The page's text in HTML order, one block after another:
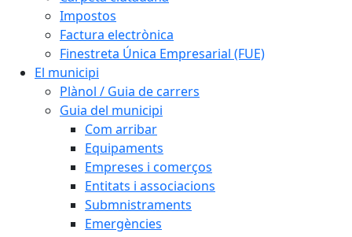
Impostos
Factura electrònica
Finestreta Única Empresarial (FUE)
El municipi
Plànol / Guia de carrers
Guia del municipi
Com arribar
Equipaments
Empreses i comerços
Entitats i associacions
Submnistraments
Emergències